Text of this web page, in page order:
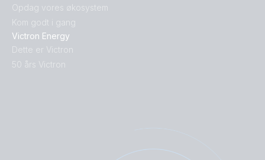
Opdag vores økosystem
Kom godt i gang
Victron Energy
Dette er Victron
50 års Victron